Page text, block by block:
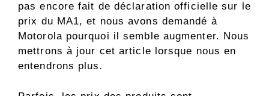
pas encore fait de déclaration officielle sur le
prix du MA1, et nous avons demandé à
Motorola pourquoi il semble augmenter. Nous
mettrons à jour cet article lorsque nous en
entendrons plus.